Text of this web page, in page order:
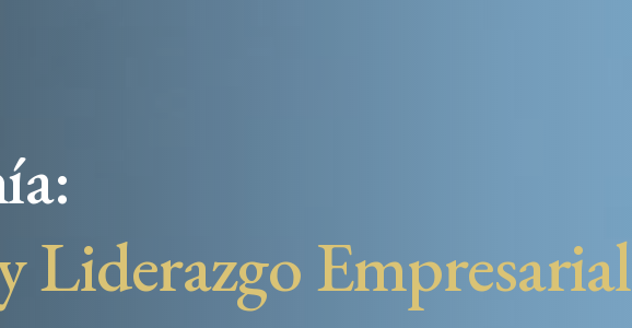
Liderazgo Empresarial